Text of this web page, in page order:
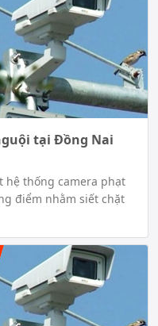
tại Đồng Nai
hệ thống camera phạt
điểm nhằm siết chặt